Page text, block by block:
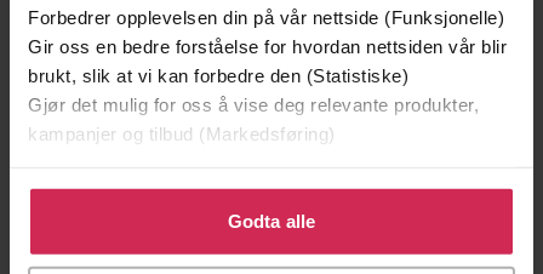
Forbedrer opplevelsen din på vår nettside (Funksjonelle)
Gir oss en bedre forståelse for hvordan nettsiden vår blir
brukt, slik at vi kan forbedre den (Statistiske)
Gjør det mulig for oss å vise deg relevante produkter,
kampanjer og tilbud (Markedsføring)
Klikk på «Godta alle» for å gi oss ditt samtykke til å
bruke cookies for alle disse formålene. Du kan også
tilpasse ditt samtykke til spesifikke formål ved å klikke
Godta alle